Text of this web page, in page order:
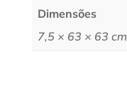
Dimensões
7,5 × 63 × 63 cm